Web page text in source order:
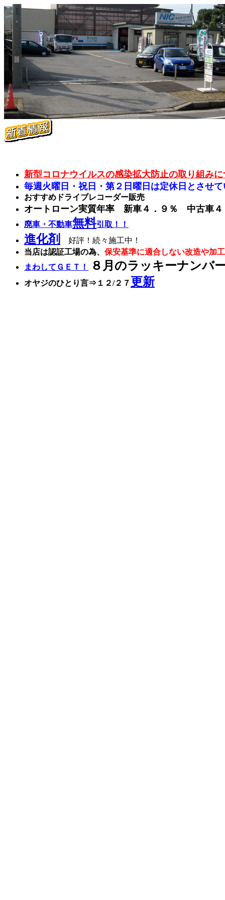
新型コロナウイルスの感染拡大防止の取り組み
毎週火曜日・祝日・第２日曜日は定休日とさせ
おすすめドライブレコーダー販売
オートローン実質年率 新車４．９％ 中古車
廃車・不動車無料引取！！
進化剤
好評！続々施工中！
当店は認証工場の為、 保安基準に適合しない改造や加
まわしてＧＥＴ！
８ 月のラッキーナンバ
オヤジのひとり言⇒１２/２７ 更新